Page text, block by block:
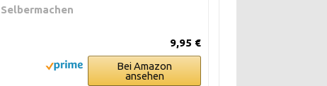
Selbermachen
9,95 €
Bei Amazon
ansehen